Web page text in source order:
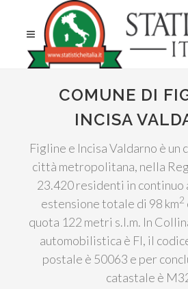
COMUNE DI
INCISA
Figline e Incisa Valdarno è un
città metropolitana, nella
23.420 residenti in continuo
estensione totale di 98 km2
quota 122 metri s.l.m. In
automobilistica è FI, il
postale è 50063 e per
catastale è